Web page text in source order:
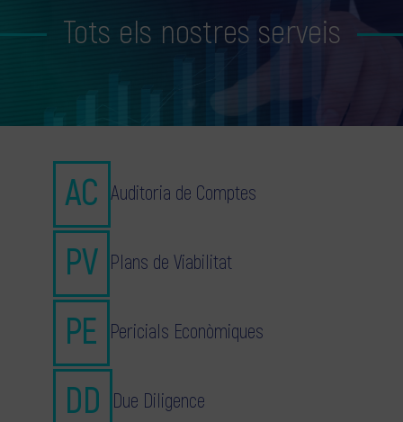
Tots els nostres serveis
Auditoria de Comptes
Plans de Viabilitat
Pericials Econòmiques
Due Diligence